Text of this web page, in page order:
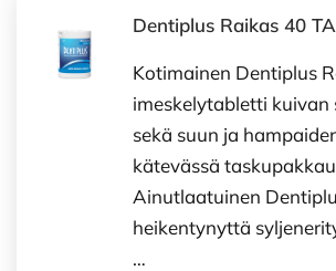
Dentiplus Raikas 40
Kotimainen Dentiplus
imeskelytabletti kuivan
sekä suun ja
kätevässä
Ainutlaatuinen
heikentynyttä
…